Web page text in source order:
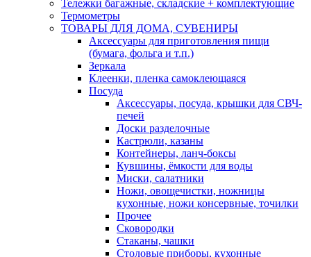
Тележки багажные, складские + комплектующие
Термометры
ТОВАРЫ ДЛЯ ДОМА, СУВЕНИРЫ
Аксессуары для приготовления пищи
(бумага, фольга и т.п.)
Зеркала
Клеенки, пленка самоклеющаяся
Посуда
Аксессуары, посуда, крышки для СВЧ-
печей
Доски разделочные
Кастрюли, казаны
Контейнеры, ланч-боксы
Кувшины, ёмкости для воды
Миски, салатники
Ножи, овощечистки, ножницы
кухонные, ножи консервные, точилки
Прочее
Сковородки
Стаканы, чашки
Столовые приборы, кухонные